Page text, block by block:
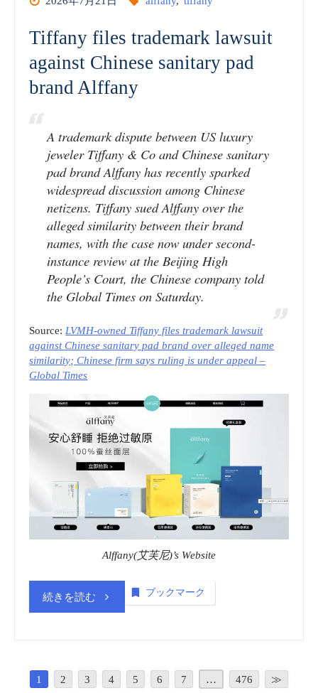
連
邦
関
(IGE/IPI)
vol.17
商
_
動
画
(embedded)”
Tiffany files trademark lawsuit
against Chinese sanitary pad
brand Alffany
A trademark dispute between US luxury
jeweler Tiffany & Co and Chinese sanitary
pad brand Alffany has recently sparked
widespread discussion among Chinese
netizens. Tiffany sued Alffany over the
alleged similarity between their brand
names, with the case now under second-
instance review at the Beijing High
People’s Court, the Chinese company told
the Global Times on Saturday.
Source:LVMH-owned Tiffany files trademark lawsuit
against Chinese sanitary pad brand over alleged name
similarity; Chinese firm says ruling is under appeal –
Global Times
Alffany(艾芙尼)’s Website
続きを読む“商 ブックマーク
1 2 3 4 5 6 7 … 476 ≫